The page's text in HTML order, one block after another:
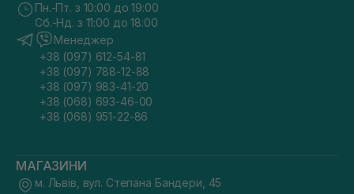
Пн.-Пт. з 10:00 до 19:00
Сб.-Нд. з 11:00 до 18:00
Менеджер
+38 (097) 612-54-81
+38 (097) 788-12-88
+38 (097) 983-41-20
+38 (068) 693-46-00
+38 (068) 951-22-86
МАГАЗИНИ
м. Львів, вул. Степана Бандери, 45